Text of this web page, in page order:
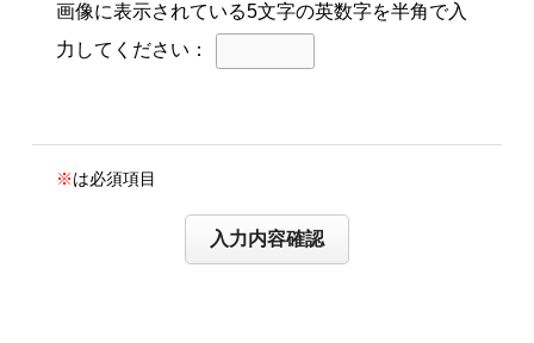
画像に表示されている5文字の英数字を半角で入
力してください：
※ は必須項目